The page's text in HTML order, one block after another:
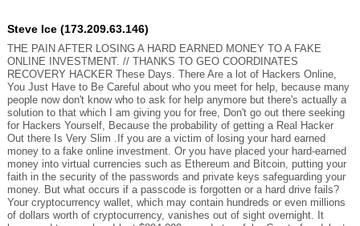
Steve Ice (173.209.63.146)
THE PAIN AFTER LOSING A HARD EARNED MONEY TO A FAKE
ONLINE INVESTMENT. // THANKS TO GEO COORDINATES
RECOVERY HACKER These Days. There Are a lot of Hackers Online,
You Just Have to Be Careful about who you meet for help, because many
people now don't know who to ask for help anymore but there's actually a
solution to that which I am giving you for free, Don't go out there seeking
for Hackers Yourself, Because the probability of getting a Real Hacker
Out there Is Very Slim .If you are a victim of losing your hard earned
money to a fake online investment. Or you have placed your hard-earned
money into virtual currencies such as Ethereum and Bitcoin, putting your
faith in the security of the passwords and private keys safeguarding your
money. But what occurs if a passcode is forgotten or a hard drive fails?
Your cryptocurrency wallet, which may contain hundreds or even millions
of dollars worth of cryptocurrency, vanishes out of sight overnight. It